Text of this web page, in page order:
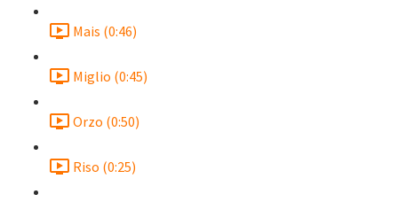
Mais (0:46)
Miglio (0:45)
Orzo (0:50)
Riso (0:25)